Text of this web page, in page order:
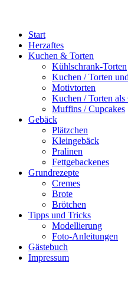
Start
Herzaftes
Kuchen & Torten
Kühlschrank-Torten
Kuchen / Torten
Motivtorten
Kuchen / Torten als
Muffins / Cupcakes
Gebäck
Plätzchen
Kleingebäck
Pralinen
Fettgebackenes
Grundrezepte
Cremes
Brote
Brötchen
Tipps und Tricks
Modellierung
Foto-Anleitungen
Gästebuch
Impressum